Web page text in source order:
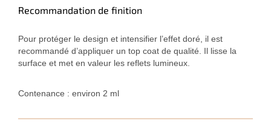
Recommandation de finition
Pour protéger le design et intensifier l’effet doré, il est
recommandé d’appliquer un top coat de qualité. Il lisse la
surface et met en valeur les reflets lumineux.
Contenance : environ 2 ml